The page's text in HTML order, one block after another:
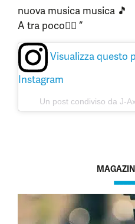
nuova musica musica 🎵
A tra poco✌🏻 “
Visualizza questo
Instagram
Un post condiviso da J-